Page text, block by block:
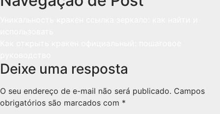
Deixe uma resposta
O seu endereço de e-mail não será publicado. Campos
obrigatórios são marcados com *